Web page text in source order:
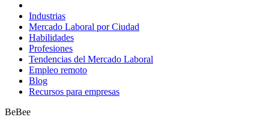
Industrias
Mercado Laboral por Ciudad
Habilidades
Profesiones
Tendencias del Mercado Laboral
Empleo remoto
Blog
Recursos para empresas
BeBee